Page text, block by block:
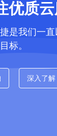
优质云
是我们一
目标。
深入了解